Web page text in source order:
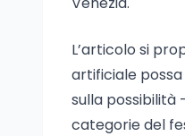
L’articolo si
artificiale
sulla possibilità
categorie del